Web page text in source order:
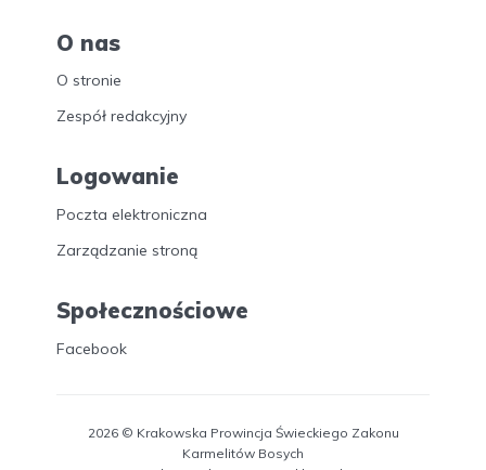
O nas
O stronie
Zespół redakcyjny
Logowanie
Poczta elektroniczna
Zarządzanie stroną
Społecznościowe
Facebook
2026 © Krakowska Prowincja Świeckiego Zakonu
Karmelitów Bosych